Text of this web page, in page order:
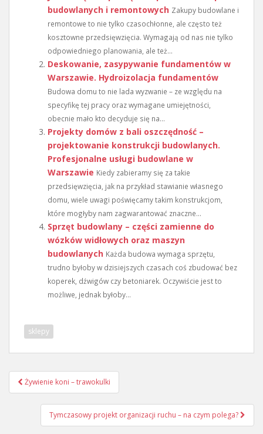
budowlanych i remontowych Zakupy budowlane i
remontowe to nie tylko czasochłonne, ale często też
kosztowne przedsięwzięcia. Wymagają od nas nie tylko
odpowiedniego planowania, ale też...
Deskowanie, zasypywanie fundamentów w
Warszawie. Hydroizolacja fundamentów
Budowa domu to nie lada wyzwanie – ze względu na
specyfikę tej pracy oraz wymagane umiejętności,
obecnie mało kto decyduje się na...
Projekty domów z bali oszczędność –
projektowanie konstrukcji budowlanych.
Profesjonalne usługi budowlane w
Warszawie Kiedy zabieramy się za takie
przedsięwzięcia, jak na przykład stawianie własnego
domu, wiele uwagi poświęcamy takim konstrukcjom,
które mogłyby nam zagwarantować znaczne...
Sprzęt budowlany – części zamienne do
wózków widłowych oraz maszyn
budowlanych Każda budowa wymaga sprzętu,
trudno byłoby w dzisiejszych czasach coś zbudować bez
koperek, dźwigów czy betoniarek. Oczywiście jest to
możliwe, jednak byłoby...
sklepy
Nawigacja
wpisu
Żywienie koni – trawokulki
Tymczasowy projekt organizacji ruchu – na czym polega?